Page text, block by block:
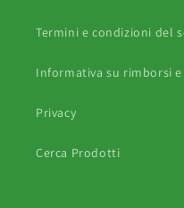
Termini e condizioni del
Informativa su rimborsi e
Privacy
Cerca Prodotti